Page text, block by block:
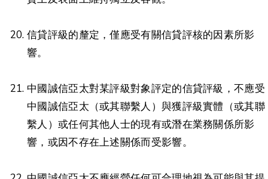
信貸評級的釐定，僅應受有關信貸評核的因素所影
響。
中國誠信亞太對某評級對象評定的信貸評級，不應受
中國誠信亞太（或其聯繫人）與獲評級實體（或其聯
繫人）或任何其他人士的現有或潛在業務關係所影
響，或因不存在上述關係而受影響。